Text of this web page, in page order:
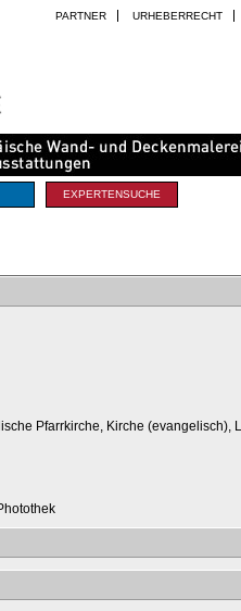
PARTNER URHEBERRECHT
EXPERTENSUCHE
Pfarrkirche, Kirche (evangelisch),